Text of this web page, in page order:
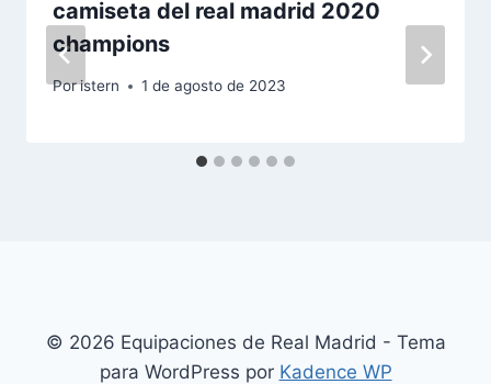
camiseta del real madrid 2020
champions
Poristern 1 de agosto de 2023
© 2026 Equipaciones de Real Madrid - Tema
para WordPress por Kadence WP